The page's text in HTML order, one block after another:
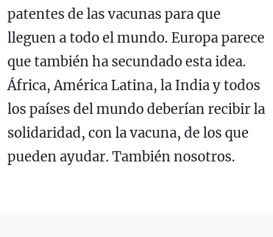
patentes de las vacunas para que
lleguen a todo el mundo. Europa parece
que también ha secundado esta idea.
África, América Latina, la India y todos
los países del mundo deberían recibir la
solidaridad, con la vacuna, de los que
pueden ayudar. También nosotros.